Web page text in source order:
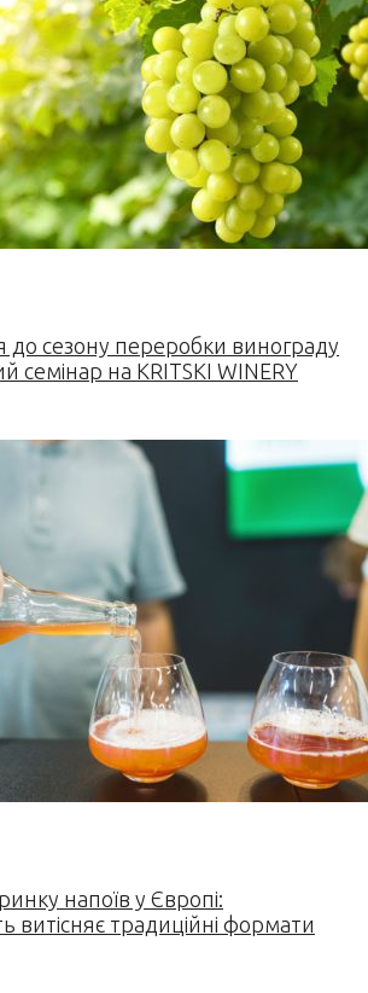
до сезону переробки винограду
семінар на KRITSKI WINERY
напоїв у Європі:
витісняє традиційні формати